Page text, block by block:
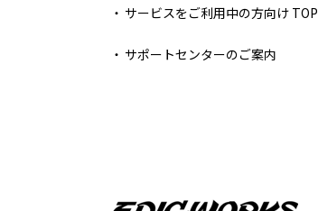
サービスをご利用中の方向け TOP
サポートセンターのご案内